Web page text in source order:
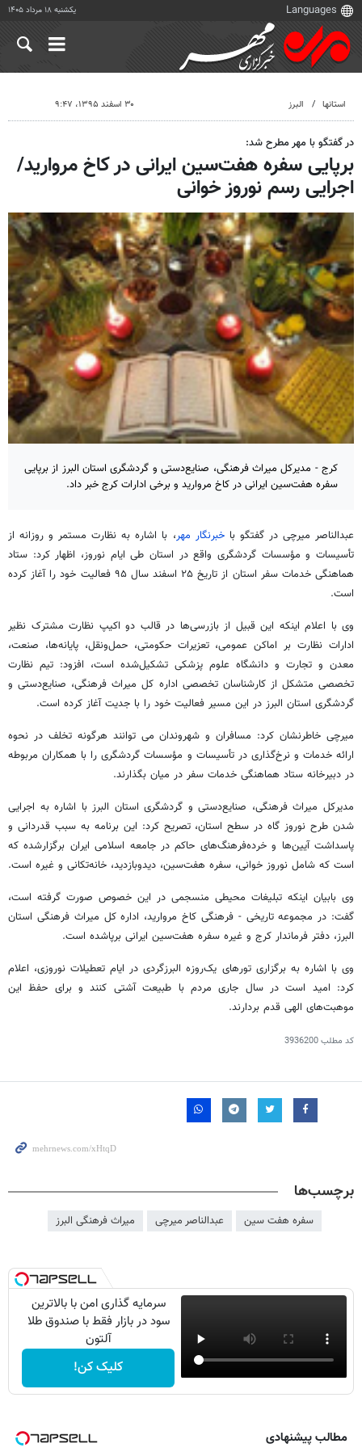
یکشنبه ۱۸ مرداد ۱۴۰۵
استانها البرز ۳۰ اسفند ۱۳۹۵، ۹:۴۷
در گفتگو با مهر مطرح شد:
برپایی سفره هفت‌سین ایرانی در کاخ مروارید/
اجرایی رسم نوروز خوانی
کرج - مدیرکل میراث فرهنگی، صنایع‌دستی و گردشگری استان البرز از برپایی
سفره هفت‌سین ایرانی در کاخ مروارید و برخی ادارات کرج خبر داد.
عبدالناصر میرچی در گفتگو باخبرنگار مهر، با اشاره به نظارت مستمر و روزانه از
تأسیسات و مؤسسات گردشگری واقع در استان طی ایام نوروز، اظهار کرد: ستاد
هماهنگی خدمات سفر استان از تاریخ ۲۵ اسفند سال ۹۵ فعالیت خود را آغاز کرده
است.
وی با اعلام اینکه این قبیل از بازرسی‌ها در قالب دو اکیپ نظارت مشترک نظیر
ادارات نظارت بر اماکن عمومی، تعزیرات حکومتی، حمل‌ونقل، پایانه‌ها، صنعت،
معدن و تجارت و دانشگاه علوم پزشکی تشکیل‌شده است، افزود: تیم نظارت
تخصصی متشکل از کارشناسان تخصصی اداره کل میراث فرهنگی، صنایع‌دستی و
گردشگری استان البرز در این مسیر فعالیت خود را با جدیت آغاز کرده است.
میرچی خاطرنشان کرد: مسافران و شهروندان می توانند هرگونه تخلف در نحوه
ارائه خدمات و نرخ‌گذاری در تأسیسات و مؤسسات گردشگری را با همکاران مربوطه
در دبیرخانه ستاد هماهنگی خدمات سفر در میان بگذارند.
مدیرکل میراث فرهنگی، صنایع‌دستی و گردشگری استان البرز با اشاره به اجرایی
شدن طرح نوروز گاه در سطح استان، تصریح کرد: این برنامه به سبب قدردانی و
پاسداشت آیین‌ها و خرده‌فرهنگ‌های حاکم در جامعه اسلامی ایران برگزارشده که
است که شامل نوروز خوانی، سفره هفت‌سین، دیدوبازدید، خانه‌تکانی و غیره است.
وی بابیان اینکه تبلیغات محیطی منسجمی در این خصوص صورت گرفته است،
گفت: در مجموعه تاریخی - فرهنگی کاخ مروارید، اداره کل میراث فرهنگی استان
البرز، دفتر فرماندار کرج و غیره سفره هفت‌سین ایرانی برپاشده است.
وی با اشاره به برگزاری تورهای یک‌روزه البرزگردی در ایام تعطیلات نوروزی، اعلام
کرد: امید است در سال جاری مردم با طبیعت آشتی کنند و برای حفظ این
موهبت‌های الهی قدم بردارند.
کد مطلب3936200
برچسب‌ها
سفره هفت سین عبدالناصر میرچی میراث فرهنگی البرز
سرمایه گذاری امن با بالاترین
سود در بازار فقط با صندوق طلا
آلتون
کلیک کن!
مطالب پیشنهادی